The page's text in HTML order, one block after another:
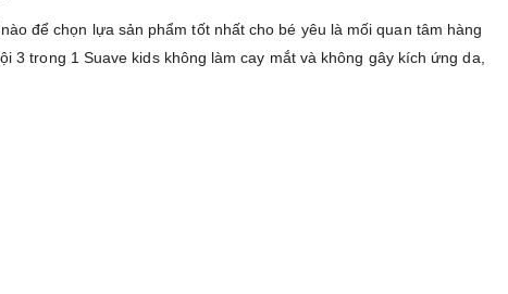
để chọn lựa sản phẩm tốt nhất cho bé yêu là mối quan tâm hàng
trong 1 Suave kids không làm cay mắt và không gây kích ứng da,